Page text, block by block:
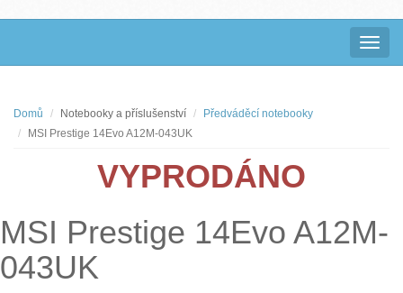
Domů Notebooky a příslušenství
Předváděcí notebooky
MSI Prestige 14Evo A12M-043UK
VYPRODÁNO
MSI Prestige 14Evo A12M-
043UK